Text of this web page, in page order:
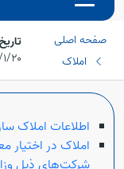
صفحه اصلی
املاک
۱۴۰۴/۱/
اطلاعات املاک
املاک در اختیار